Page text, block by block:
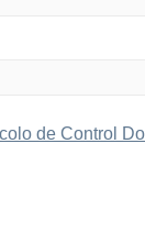
de Control